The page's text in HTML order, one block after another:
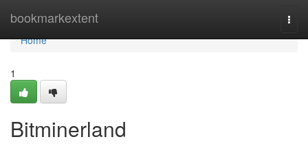
bookmarkextent
Home
Home
1
Bitminerland